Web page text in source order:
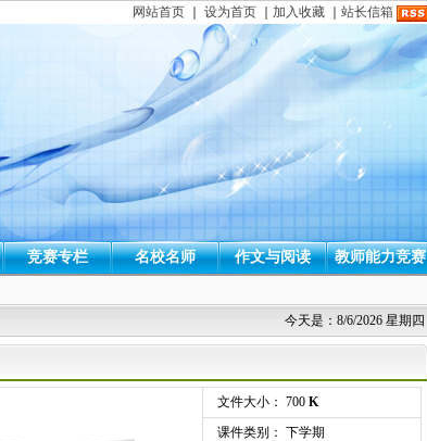
网站首页 设为首页 加入收藏 站长信箱
竞赛专栏 名校名师 作文与阅读 教师能力竞赛
今天是：8/6/2026 星期四
文件大小： 700 K
课件类别： 下学期